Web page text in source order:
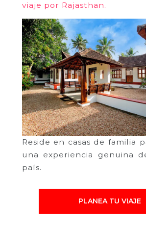
viaje por Rajasthan.
Reside en casas de familia
una experiencia genuina
país.
PLANEA TU VIAJE